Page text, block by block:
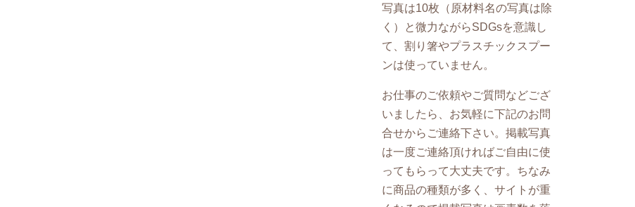
写真は10枚（原材料名の写真は除
く）と微力ながらSDGsを意識し
て、割り箸やプラスチックスプー
ンは使っていません。
お仕事のご依頼やご質問などござ
いましたら、お気軽に下記のお問
合せからご連絡下さい。掲載写真
は一度ご連絡頂ければご自由に使
ってもらって大丈夫です。ちなみ
に商品の種類が多く、サイトが重